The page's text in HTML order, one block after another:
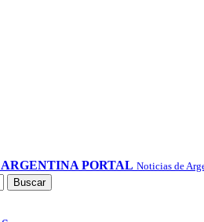
ARGENTINA PORTAL Noticias de
Buscar